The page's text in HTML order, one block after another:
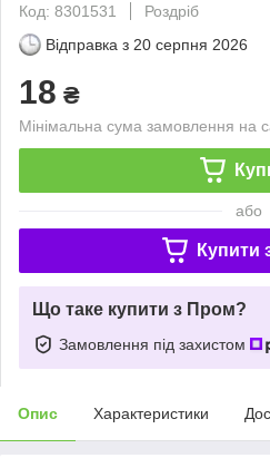
Код: 8301531
Роздріб
Відправка з 20 серпня 2026
18 ₴
Мінімальна сума замовлення на
або
Купити
Що таке купити з Пром?
Замовлення під захистом
Опис Характеристики